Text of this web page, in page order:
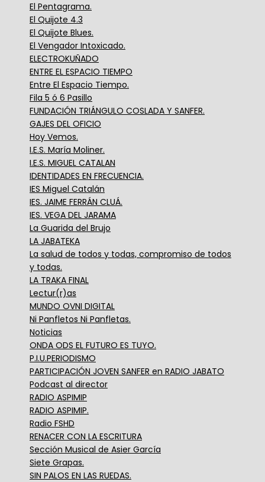
El Pentagrama.
El Quijote 4.3
El Quijote Blues.
El Vengador Intoxicado.
ELECTROKUÑADO
ENTRE EL ESPACIO TIEMPO
Entre El Espacio Tiempo.
Fila 5 ó 6 Pasillo
FUNDACIÓN TRIÁNGULO COSLADA Y SANFER.
GAJES DEL OFICIO
Hoy Vemos.
I.E.S. María Moliner.
I.E.S. MIGUEL CATALAN
IDENTIDADES EN FRECUENCIA.
IES Miguel Catalán
IES. JAIME FERRÁN CLUÁ.
IES. VEGA DEL JARAMA
La Guarida del Brujo
LA JABATEKA
La salud de todos y todas, compromiso de todos
y todas.
LA TRAKA FINAL
Lectur(r)as
MUNDO OVNI DIGITAL
Ni Panfletos Ni Panfletas.
Noticias
ONDA ODS EL FUTURO ES TUYO.
P.I.U.PERIODISMO
PARTICIPACIÓN JOVEN SANFER en RADIO JABATO
Podcast al director
RADIO ASPIMIP
RADIO ASPIMIP.
Radio FSHD
RENACER CON LA ESCRITURA
Sección Musical de Asier García
Siete Grapas.
SIN PALOS EN LAS RUEDAS.